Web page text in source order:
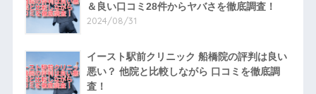
＆良い口コミ28件からヤバさを徹底調査！
2024/08/31
イースト駅前クリニック 船橋院の評判は良い
悪い？ 他院と比較しながら 口コミを徹底調
査！